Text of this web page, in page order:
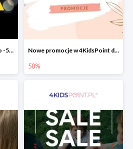
Black Week w 4KidsPoint do -50% Nowe promocje w 4KidsPoint do -50%
50%